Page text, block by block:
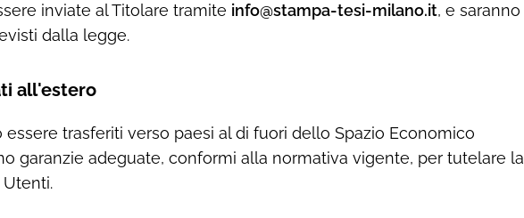
inviate al Titolare tramite info@stampa-tesi-milano.it, e saranno
dalla legge.
all'estero
essere trasferiti verso paesi al di fuori dello Spazio Economico
garanzie adeguate, conformi alla normativa vigente, per tutelare la